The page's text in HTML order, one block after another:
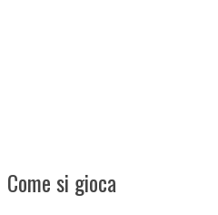
Come si gioca